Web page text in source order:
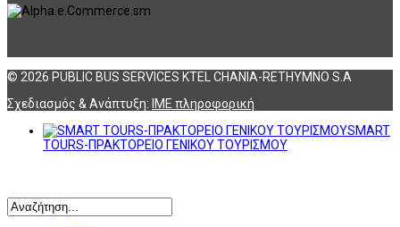
© 2026 PUBLIC BUS SERVICES KTEL CHANIA-RETHYMNO S.A
Σχεδιασμός & Ανάπτυξη: ΙΜΕ πληροφορική
SMART
TOURS-ΠΡΑΚΤΟΡΕΙΟ ΓΕΝΙΚΟΥ ΤΟΥΡΙΣΜΟΥ